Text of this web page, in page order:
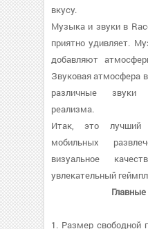
вкусу.
Музыка и звуки в
приятно удивляет.
добавляют
Звуковая атмосфера
различные звуки
реализма.
Итак, это лучший
мобильных
визуальное
увлекательный
1. Размер свободной